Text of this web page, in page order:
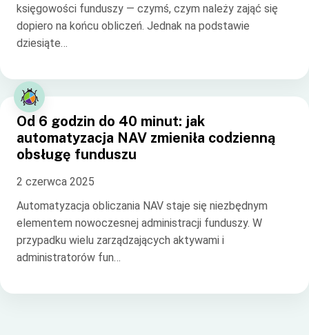
księgowości funduszy — czymś, czym należy zająć się
dopiero na końcu obliczeń. Jednak na podstawie
dziesiąte…
Od 6 godzin do 40 minut: jak
automatyzacja NAV zmieniła codzienną
obsługę funduszu
2 czerwca 2025
Automatyzacja obliczania NAV staje się niezbędnym
elementem nowoczesnej administracji funduszy. W
przypadku wielu zarządzających aktywami i
administratorów fun…